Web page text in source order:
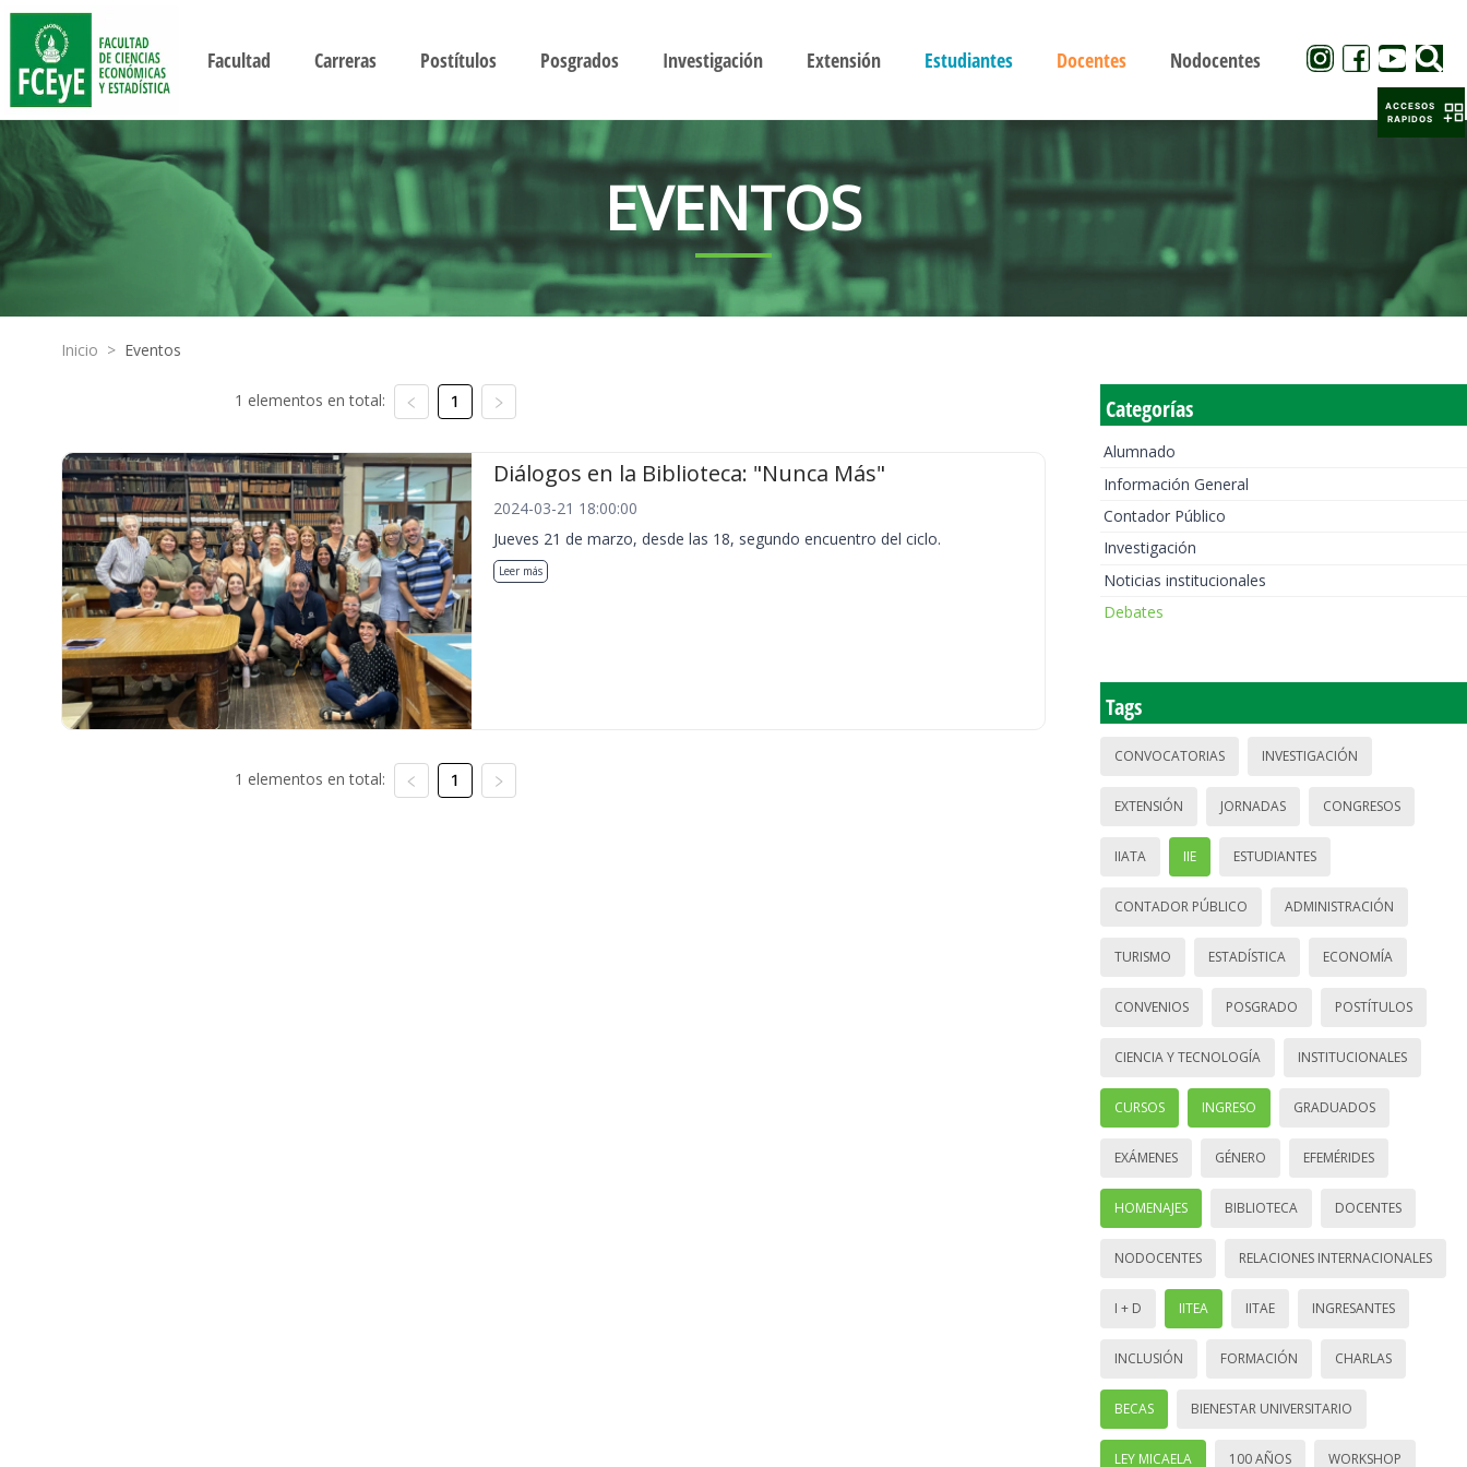
Facultad Carreras Postítulos Posgrados Investigación Extensión Estudiantes Docentes Nodocentes
EVENTOS
Inicio > Eventos
1 elementos en total: 1
Diálogos en la Biblioteca: "Nunca Más"
2024-03-21 18:00:00
Jueves 21 de marzo, desde las 18, segundo encuentro del ciclo.
Leer más
1 elementos en total: 1
Categorías
Alumnado
Información General
Contador Público
Investigación
Noticias institucionales
Debates
Tags
CONVOCATORIAS INVESTIGACIÓN
EXTENSIÓN JORNADAS CONGRESOS
IIATA IIE ESTUDIANTES
CONTADOR PÚBLICO ADMINISTRACIÓN
TURISMO ESTADÍSTICA ECONOMÍA
CONVENIOS POSGRADO POSTÍTULOS
CIENCIA Y TECNOLOGÍA INSTITUCIONALES
CURSOS INGRESO GRADUADOS
EXÁMENES GÉNERO EFEMÉRIDES
HOMENAJES BIBLIOTECA DOCENTES
NODOCENTES RELACIONES INTERNACIONALES
I + D IITEA IITAE INGRESANTES
INCLUSIÓN FORMACIÓN CHARLAS
BECAS BIENESTAR UNIVERSITARIO
LEY MICAELA 100 AÑOS WORKSHOP
ACCESOS
RAPIDOS